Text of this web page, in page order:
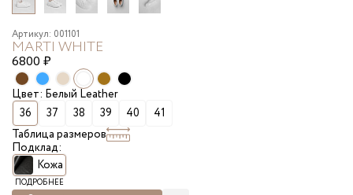
Артикул: 001101
MARTI WHITE
6800 ₽
Цвет: Белый Leather
36
37 38 39 40
41
Таблица размеров
Подклад:
Кожа
ПОДРОБНЕЕ